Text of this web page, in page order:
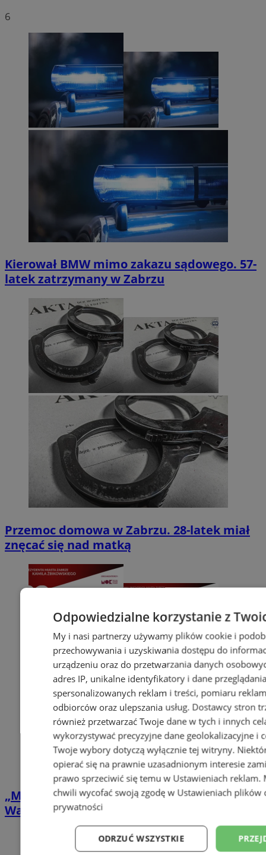
6
Kierował BMW mimo zakazu sądowego. 57-
latek zatrzymany w Zabrzu
Przemoc domowa w Zabrzu. 28-latek miał
znęcać się nad matką
„Matrix” pod gwiazdami w Zabrzu.
Wakacyjne Kino ROMA zawita na Zaborze
Odpowiedzialne korzystanie z
My i nasi partnerzy używamy plików cookie i
przechowywania i uzyskiwania dostępu do
urządzeniu oraz do przetwarzania danych
adres IP, unikalne identyfikatory i dane
spersonalizowanych reklam i treści, pomiaru
odbiorców oraz ulepszania usług. Dostawcy stron
również przetwarzać Twoje dane w tych i innych
wykorzystywać precyzyjne dane geolokalizacyjne i
Twoje wybory dotyczą wyłącznie tej witryny.
opierać się na prawnie uzasadnionym interesie
prawo sprzeciwić się temu w Ustawieniach reklam.
chwili wycofać swoją zgodę w Ustawieniach plików
prywatności
ODRZUĆ WSZYSTKIE